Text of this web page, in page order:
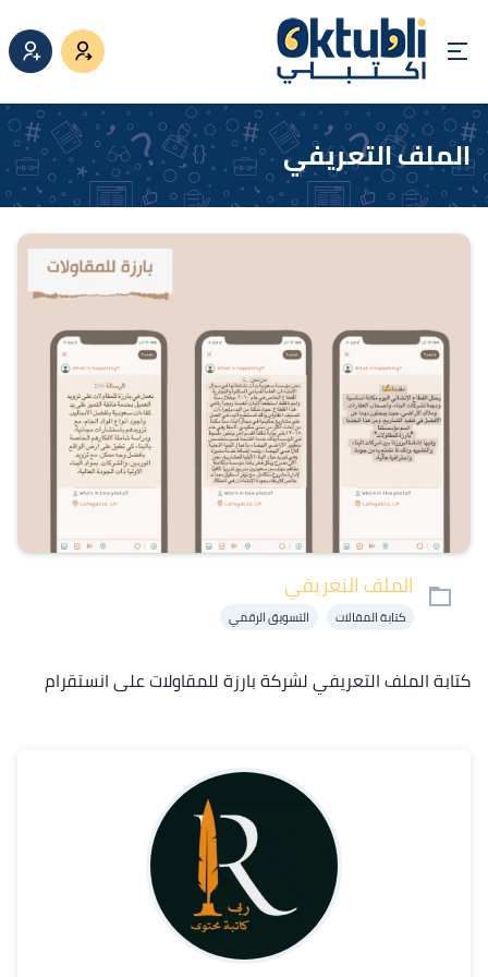
الملف التعريفي
الملف التعريفي
كتابة المقالات التسويق الرقمي
كتابة الملف التعريفي لشركة بارزة للمقاولات على انستقرام